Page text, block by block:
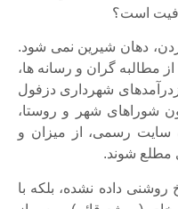
است؟
دهان شیرین نمی شود.
مطالبه گران و رسانه ها،
شهرداری دزفول
شوراهای شهر و روستا،
سایت رسمی، از میزان و
مطلع شوند.
روشنی داده نشده، بلکه با